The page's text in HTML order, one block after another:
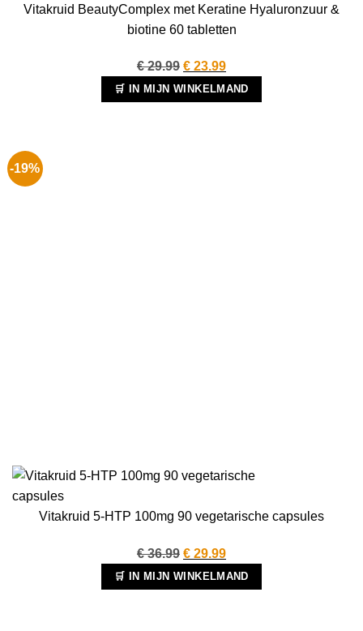
Vitakruid BeautyComplex met Keratine Hyaluronzuur &
biotine 60 tabletten
€29.99 Oorspronkelijke
prijs
was:
€ 23.99Huidige
prijs
is:
🛒 IN MIJN WINKELMAND
-19%
Vitakruid 5-HTP 100mg 90 vegetarische capsules
€36.99 Oorspronkelijke
prijs
was:
€ 29.99Huidige
prijs
is:
🛒 IN MIJN WINKELMAND